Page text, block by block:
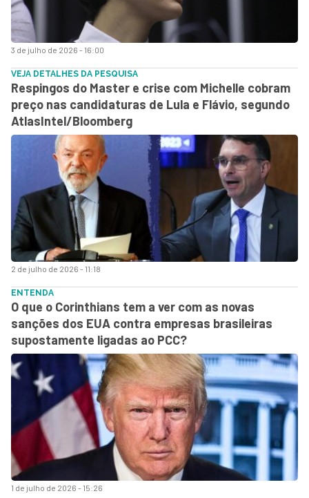
3 de julho de 2026 - 16:00
2 de julho de 2026 - 11:18
VEJA DETALHES DA PESQUISA
Respingos do Master e crise com Michelle cobram
preço nas candidaturas de Lula e Flávio, segundo
AtlasIntel/Bloomberg
1 de julho de 2026 - 15:26
ENTENDA
O que o Corinthians tem a ver com as novas
sanções dos EUA contra empresas brasileiras
supostamente ligadas ao PCC?